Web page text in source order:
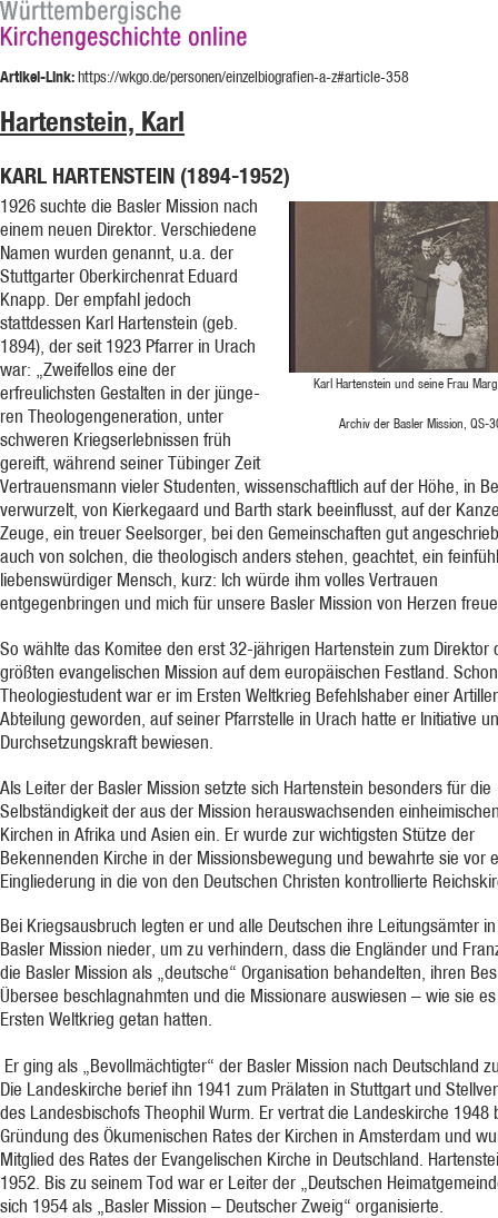
Artikel-Link:https://wkgo.de/personen/einzelbiografien-a-z#article-358
Hartenstein, Karl
KARL HARTENSTEIN (1894-1952)
Karl Hartenstein und seine Frau
Archiv der Basler Mission, QS-
1926 suchte die Basler Mission nach
einem neuen Direktor. Verschiedene
Namen wurden genannt, u.a. der
Stutt­garter Oberkirchenrat Eduard
Knapp. Der empfahl jedoch
stattdessen Karl Hartenstein (geb.
1894), der seit 1923 Pfarrer in Urach
war: „Zweifellos eine der
erfreulichsten Gestalten in der jünge­
ren Theologen­ge­neration, unter
schweren Kriegserlebnissen früh
gereift, während seiner Tübinger Zeit
Vertrauens­mann vieler Studenten, wissenschaftlich auf der Höhe, in
verwurzelt, von Kier­kegaard und Barth stark beeinflusst, auf der
Zeuge, ein treuer Seelsorger, bei den Gemein­schaften gut
auch von solchen, die theologisch anders stehen, geachtet, ein
liebens­würdiger Mensch, kurz: Ich würde ihm volles Vertrauen
entgegenbringen und mich für unsere Basler Mission von Herzen
So wählte das Komitee den erst 32-jährigen Hartenstein zum Direktor
größten evangelischen Mission auf dem europäischen Festland.
Theologiestudent war er im Ersten Weltkrieg Befehls­haber einer
Abteilung geworden, auf seiner Pfarrstelle in Urach hatte er Initiative
Durchsetzungskraft bewiesen.
Als Leiter der Basler Mission setzte sich Hartenstein besonders für die
Selbständigkeit der aus der Mission herauswachsenden
Kirchen in Afrika und Asien ein. Er wurde zur wichtigsten Stütze der
Bekennenden Kirche in der Missions­be­wegung und be­wahr­te sie vor
Eingliederung in die von den Deutschen Christen kontrol­lierte
Bei Kriegsausbruch legten er und alle Deutschen ihre Leitungsämter
Basler Mission nieder, um zu verhindern, dass die Engländer und
die Basler Mission als „deutsche“ Organisation be­handelten, ihren
Übersee beschlagnahmten und die Missionare auswiesen – wie sie
Ersten Weltkrieg getan hatten.
Er ging als „Bevollmächtigter“ der Basler Mission nach Deutschland
Die Lan­des­kirche berief ihn 1941 zum Prälaten in Stuttgart und
des Landesbischofs Theophil Wurm. Er vertrat die Landeskirche 1948
Gründung des Ökumenischen Rates der Kirchen in Amster­dam und
Mitglied des Rates der Evangelischen Kirche in Deutschland.
1952. Bis zu seinem Tod war er Leiter der „Deut­schen
sich 1954 als „Basler Mission – Deutscher Zweig“ organisierte.